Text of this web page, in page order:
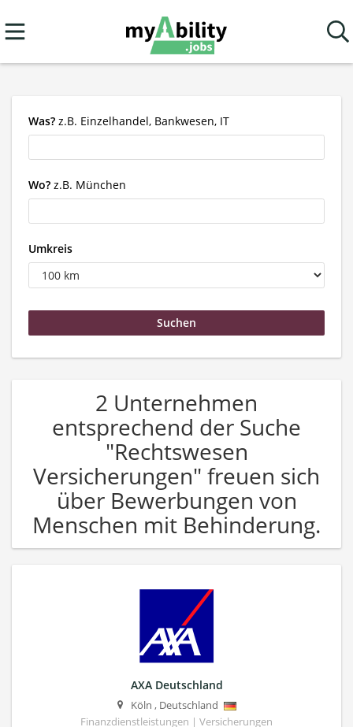
Was? z.B. Einzelhandel, Bankwesen, IT
Wo? z.B. München
Umkreis
2 Unternehmen
entsprechend der Suche
"Rechtswesen
Versicherungen" freuen sich
über Bewerbungen von
Menschen mit Behinderung.
AXA Deutschland
Köln , Deutschland
Finanzdienstleistungen | Versicherungen